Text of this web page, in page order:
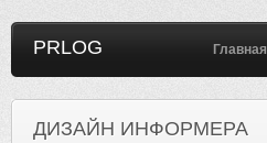
PRLOG Главная
ДИЗАЙН ИНФОРМЕРА